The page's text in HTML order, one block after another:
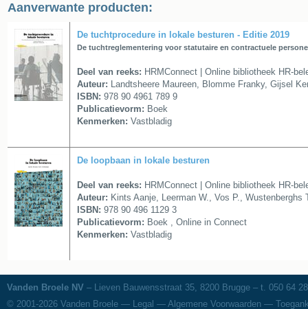
Aanverwante producten:
De tuchtprocedure in lokale besturen - Editie 2019
De tuchtreglementering voor statutaire en contractuele
Deel van reeks: HRMConnect | Online bibliotheek HR-
Auteur: Landtsheere Maureen, Blomme Franky, Gijsel
ISBN: 978 90 4961 789 9
Publicatievorm: Boek
Kenmerken: Vastbladig
De loopbaan in lokale besturen
Deel van reeks: HRMConnect | Online bibliotheek HR-
Auteur: Kints Aanje, Leerman W., Vos P., Wustenberghs
ISBN: 978 90 496 1129 3
Publicatievorm: Boek , Online in Connect
Kenmerken: Vastbladig
Vanden Broele NV – Lieven Bauwensstraat 35, 8200 Brugge – t. 050 64
© 2001-2026 Vanden Broele — Legal — Algemene Voorwaarden —